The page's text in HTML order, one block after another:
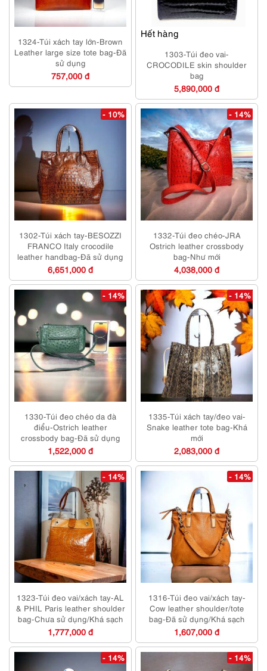
1324-Túi xách tay lớn-Brown
Leather large size tote bag-Đã
sử dụng
757,000 đ
Hết hàng
1303-Túi đeo vai-
CROCODILE skin shoulder
bag
5,890,000 đ
- 10%
1302-Túi xách tay-BESOZZI
FRANCO Italy crocodile
leather handbag-Đã sử dụng
6,651,000 đ
- 14%
1332-Túi đeo chéo-JRA
Ostrich leather crossbody
bag-Như mới
4,038,000 đ
- 14%
1330-Túi đeo chéo da đà
điểu-Ostrich leather
crossbody bag-Đã sử dụng
1,522,000 đ
- 14%
1335-Túi xách tay/đeo vai-
Snake leather tote bag-Khá
mới
2,083,000 đ
- 14%
1323-Túi đeo vai/xách tay-AL
& PHIL Paris leather shoulder
bag-Chưa sử dụng/Khá sạch
1,777,000 đ
- 14%
1316-Túi đeo vai/xách tay-
Cow leather shoulder/tote
bag-Đã sử dụng/Khá sạch
1,607,000 đ
- 14% - 14%